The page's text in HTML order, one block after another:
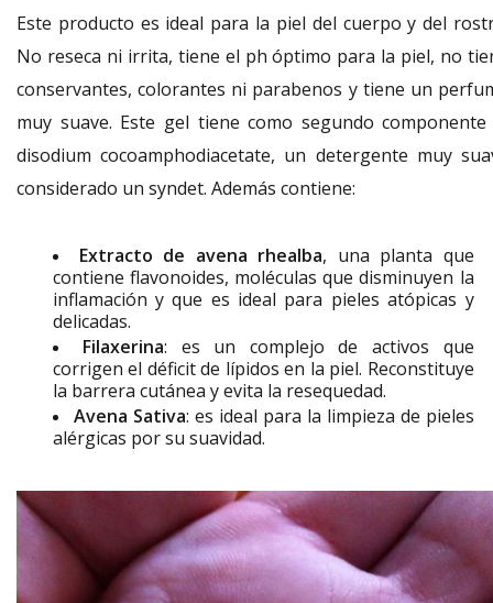
Este producto es ideal para la piel del cuerpo y del
No reseca ni irrita, tiene el ph óptimo para la piel, no
conservantes, colorantes ni parabenos y tiene un
muy suave. Este gel tiene como segundo
disodium cocoamphodiacetate, un detergente muy
considerado un syndet. Además contiene:
Extracto de avena rhealba, una planta que
contiene flavonoides, moléculas que disminuyen la
inflamación y que es ideal para pieles atópicas y
delicadas.
Filaxerina: es un complejo de activos que
corrigen el déficit de lípidos en la piel. Reconstituye
la barrera cutánea y evita la resequedad.
Avena Sativa: es ideal para la limpieza de pieles
alérgicas por su suavidad.